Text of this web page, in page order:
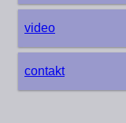
video
contakt